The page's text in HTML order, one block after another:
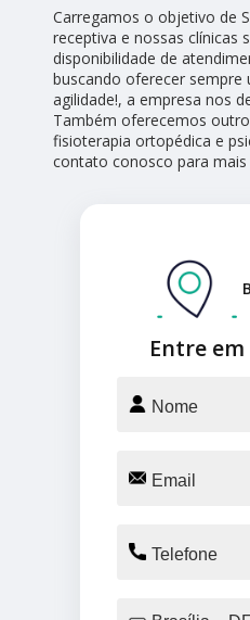
Carregamos o objetivo de
receptiva e nossas clínicas
disponibilidade de
buscando oferecer
agilidade!, a empresa nos
Também oferecemos
fisioterapia ortopédica e
contato conosco para
Entre